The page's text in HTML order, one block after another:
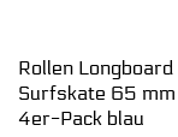
Rollen
Surfskate 65
4er-Pack blau